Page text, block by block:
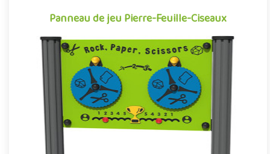
Panneau de jeu Pierre-Feuille-Ciseaux
Panneau de jeu Pierre-Feuille-Ciseaux
Panneau d’activité pour aires de jeux extérieures, reprenant le
célèbre jeu d’opposition Pierre‑Feuille‑Ciseaux. Chaque enfan..
Offre partenaire